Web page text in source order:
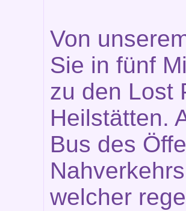
Von
Sie in fünf
zu den Lost
Heilstätten.
Bus des
welcher